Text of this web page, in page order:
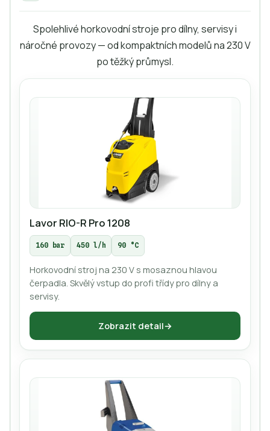
Spolehlivé horkovodní stroje pro dílny, servisy i
náročné provozy — od kompaktních modelů na 230 V
po těžký průmysl.
Lavor RIO-R Pro 1208
160 bar 450 l/h 90 °C
Horkovodní stroj na 230 V s mosaznou hlavou
čerpadla. Skvělý vstup do profi třídy pro dílny a
servisy.
Zobrazit detail